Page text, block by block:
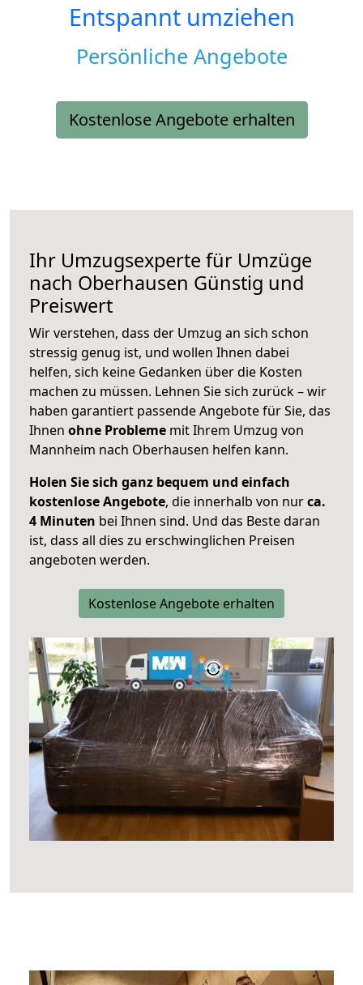
Entspannt umziehen
Persönliche Angebote
Kostenlose Angebote erhalten
Ihr Umzugsexperte für Umzüge
nach Oberhausen Günstig und
Preiswert
Wir verstehen, dass der Umzug an sich schon
stressig genug ist, und wollen Ihnen dabei
helfen, sich keine Gedanken über die Kosten
machen zu müssen. Lehnen Sie sich zurück – wir
haben garantiert passende Angebote für Sie, das
Ihnen ohne Probleme mit Ihrem Umzug von
Mannheim nach Oberhausen helfen kann.
Holen Sie sich ganz bequem und einfach
kostenlose Angebote, die innerhalb von nurca.
4 Minuten bei Ihnen sind. Und das Beste daran
ist, dass all dies zu erschwinglichen Preisen
angeboten werden.
Kostenlose Angebote erhalten